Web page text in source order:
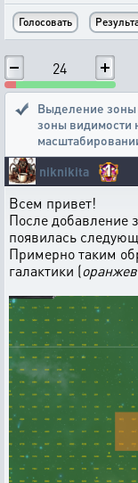
24
Выделение зоны
зоны видимости
niknikita
1
Всем привет!
После добавление
появилась
Примерно таким
галактики (